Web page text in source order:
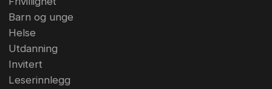
Barn og unge
Helse
Utdanning
Invitert
Leserinnlegg